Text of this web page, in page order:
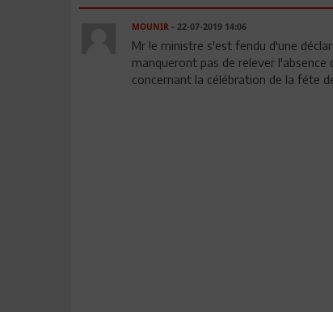
MOUNIR - 22-07-2019 14:06
Mr !e ministre s'est fendu d'une
manqueront pas de relever
concernant la célébration de la féte